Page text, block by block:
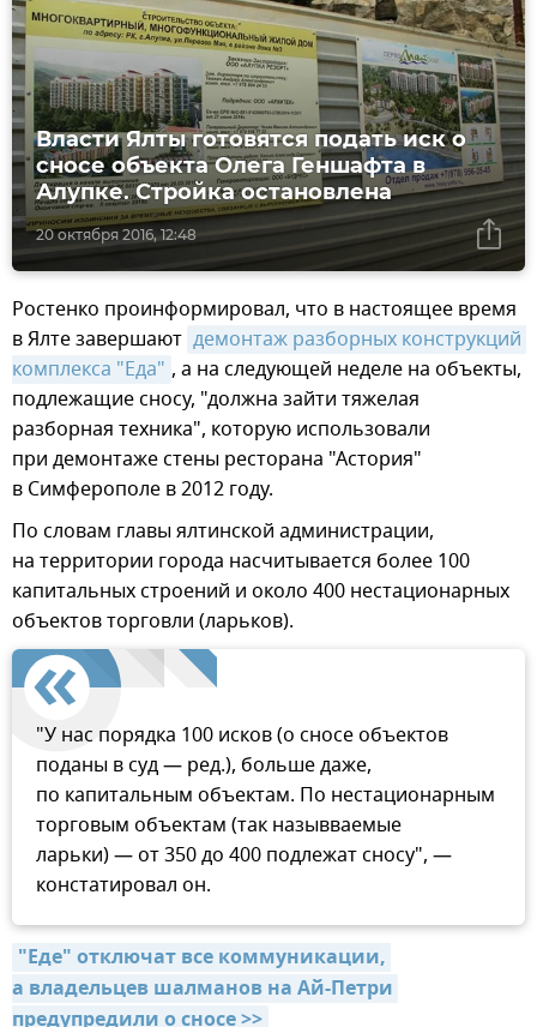
20 октября 2016, 12:48
Власти Ялты готовятся подать иск о
сносе объекта Олега Геншафта в
Алупке. Стройка остановлена
Ростенко проинформировал, что в настоящее время
в Ялте завершают демонтаж разборных конструкций
комплекса "Еда" , а на следующей неделе на объекты,
подлежащие сносу, "должна зайти тяжелая
разборная техника", которую использовали
при демонтаже стены ресторана "Астория"
в Симферополе в 2012 году.
По словам главы ялтинской администрации,
на территории города насчитывается более 100
капитальных строений и около 400 нестационарных
объектов торговли (ларьков).
"У нас порядка 100 исков (о сносе объектов
поданы в суд — ред.), больше даже,
по капитальным объектам. По нестационарным
торговым объектам (так назывваемые
ларьки) — от 350 до 400 подлежат сносу", —
констатировал он.
"Еде" отключат все коммуникации,
а владельцев шалманов на Ай-Петри
предупредили о сносе >>